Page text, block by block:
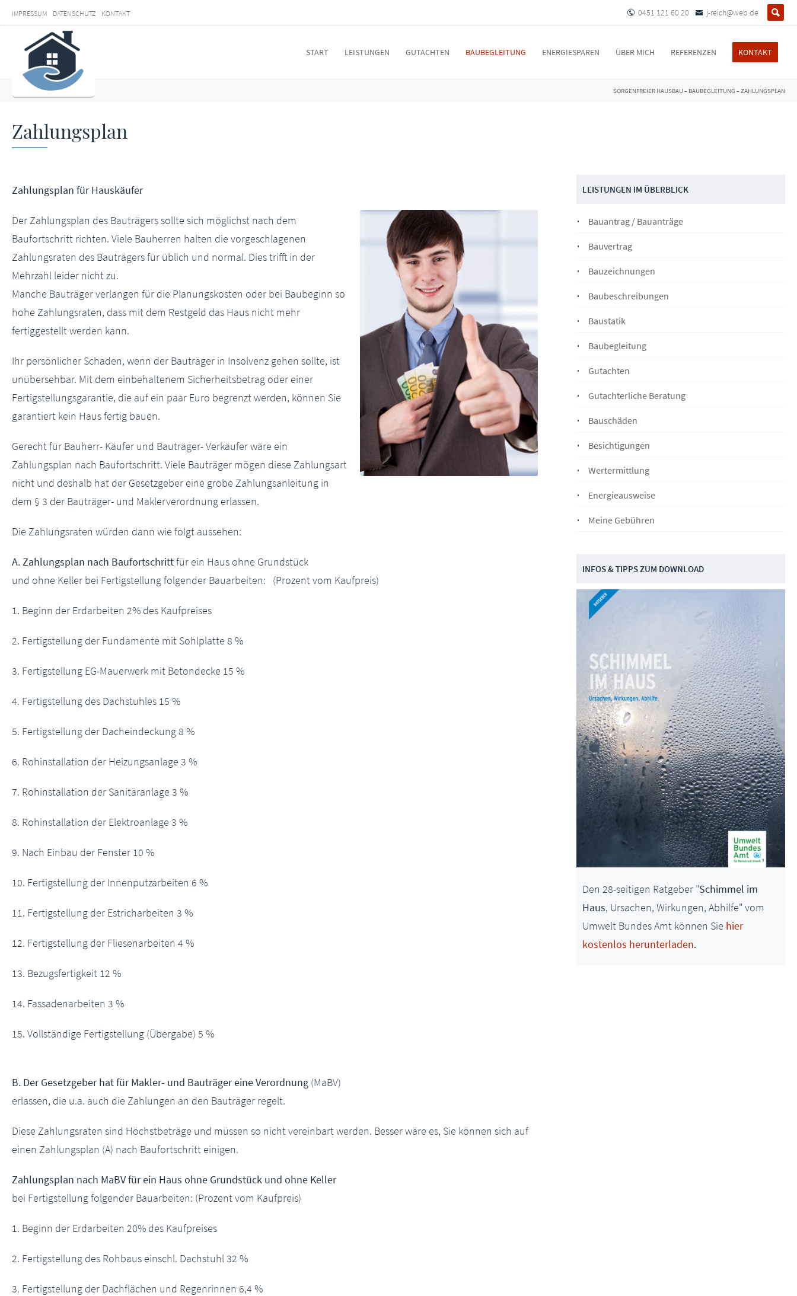
IMPRESSUM DATENSCHUTZ KONTAKT 0451 121 60 20 j-reich@web.de
START LEISTUNGEN GUTACHTEN BAUBEGLEITUNG ENERGIESPAREN ÜBER MICH REFERENZEN KONTAKT
SORGENFREIER HAUSBAU – BAUBEGLEITUNG –ZAHLUNGSPLAN
Zahlungsplan
Zahlungsplan für Hauskäufer
Der Zahlungsplan des Bauträgers sollte sich möglichst nach dem
Baufortschritt richten. Viele Bauherren halten die vorgeschlagenen
Zahlungsraten des Bauträgers für üblich und normal. Dies trifft in der
Mehrzahl leider nicht zu.
Manche Bauträger verlangen für die Planungskosten oder bei Baubeginn so
hohe Zahlungsraten, dass mit dem Restgeld das Haus nicht mehr
fertiggestellt werden kann.
Ihr persönlicher Schaden, wenn der Bauträger in Insolvenz gehen sollte, ist
unübersehbar. Mit dem einbehaltenem Sicherheitsbetrag oder einer
Fertigstellungsgarantie, die auf ein paar Euro begrenzt werden, können Sie
garantiert kein Haus fertig bauen.
Gerecht für Bauherr- Käufer und Bauträger- Verkäufer wäre ein
Zahlungsplan nach Baufortschritt. Viele Bauträger mögen diese Zahlungsart
nicht und deshalb hat der Gesetzgeber eine grobe Zahlungsanleitung in
dem § 3 der Bauträger- und Maklerverordnung erlassen.
Die Zahlungsraten würden dann wie folgt aussehen:
A. Zahlungsplan nach Baufortschrittfür ein Haus ohne Grundstück
und ohne Keller bei Fertigstellung folgender Bauarbeiten: (Prozent vom Kaufpreis)
1. Beginn der Erdarbeiten 2% des Kaufpreises
2. Fertigstellung der Fundamente mit Sohlplatte 8 %
3. Fertigstellung EG-Mauerwerk mit Betondecke 15 %
4. Fertigstellung des Dachstuhles 15 %
5. Fertigstellung der Dacheindeckung 8 %
6. Rohinstallation der Heizungsanlage 3 %
7. Rohinstallation der Sanitäranlage 3 %
8. Rohinstallation der Elektroanlage 3 %
9. Nach Einbau der Fenster 10 %
10. Fertigstellung der Innenputzarbeiten 6 %
11. Fertigstellung der Estricharbeiten 3 %
12. Fertigstellung der Fliesenarbeiten 4 %
13. Bezugsfertigkeit 12 %
14. Fassadenarbeiten 3 %
15. Vollständige Fertigstellung (Übergabe) 5 %
B. Der Gesetzgeber hat für Makler- und Bauträgereine Verordnung (MaBV)
erlassen, die u.a. auch die Zahlungen an den Bauträger regelt.
Diese Zahlungsraten sind Höchstbeträge und müssen so nicht vereinbart werden. Besser wäre es, Sie können sich auf
einen Zahlungsplan (A) nach Baufortschritt einigen.
Zahlungsplan nach MaBV für ein Haus ohne Grundstück und ohne Keller
bei Fertigstellung folgender Bauarbeiten: (Prozent vom Kaufpreis)
1. Beginn der Erdarbeiten 20% des Kaufpreises
2. Fertigstellung des Rohbaus einschl. Dachstuhl 32 %
3. Fertigstellung der Dachflächen und Regenrinnen 6,4 %
LEISTUNGEN IM ÜBERBLICK
Bauantrag / Bauanträge
Bauvertrag
Bauzeichnungen
Baubeschreibungen
Baustatik
Baubegleitung
Gutachten
Gutachterliche Beratung
Bauschäden
Besichtigungen
Wertermittlung
Energieausweise
Meine Gebühren
INFOS & TIPPS ZUM DOWNLOAD
Den 28-seitigen Ratgeber "Schimmel im
Haus, Ursachen, Wirkungen, Abhilfe" vom
Umwelt Bundes Amt können Sie hier
kostenlos herunterladen.